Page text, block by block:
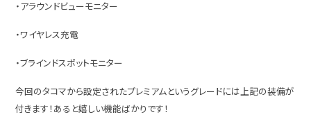
・アラウンドビューモニター
・ワイヤレス充電
・ブラインドスポットモニター
今回のタコマから設定されたプレミアムというグレードには上記の装備が
付きます！あると嬉しい機能ばかりです！